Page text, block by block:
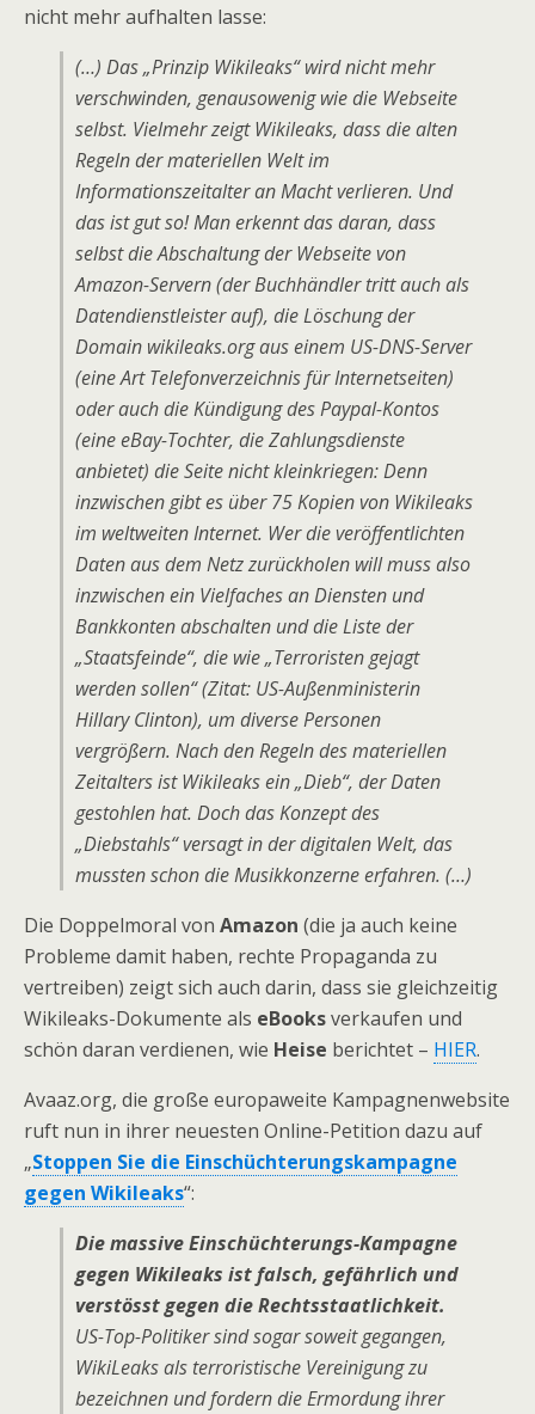
nicht mehr aufhalten lasse:
(…) Das „Prinzip Wikileaks“ wird nicht mehr
verschwinden, genausowenig wie die Webseite
selbst. Vielmehr zeigt Wikileaks, dass die alten
Regeln der materiellen Welt im
Informationszeitalter an Macht verlieren. Und
das ist gut so! Man erkennt das daran, dass
selbst die Abschaltung der Webseite von
Amazon-Servern (der Buchhändler tritt auch als
Datendienstleister auf), die Löschung der
Domain wikileaks.org aus einem US-DNS-Server
(eine Art Telefonverzeichnis für Internetseiten)
oder auch die Kündigung des Paypal-Kontos
(eine eBay-Tochter, die Zahlungsdienste
anbietet) die Seite nicht kleinkriegen: Denn
inzwischen gibt es über 75 Kopien von Wikileaks
im weltweiten Internet. Wer die veröffentlichten
Daten aus dem Netz zurückholen will muss also
inzwischen ein Vielfaches an Diensten und
Bankkonten abschalten und die Liste der
„Staatsfeinde“, die wie „Terroristen gejagt
werden sollen“ (Zitat: US-Außenministerin
Hillary Clinton), um diverse Personen
vergrößern. Nach den Regeln des materiellen
Zeitalters ist Wikileaks ein „Dieb“, der Daten
gestohlen hat. Doch das Konzept des
„Diebstahls“ versagt in der digitalen Welt, das
mussten schon die Musikkonzerne erfahren. (…)
Die Doppelmoral von Amazon (die ja auch keine
Probleme damit haben, rechte Propaganda zu
vertreiben) zeigt sich auch darin, dass sie gleichzeitig
Wikileaks-Dokumente als eBooksverkaufen und
schön daran verdienen, wie Heise berichtet – HIER.
Avaaz.org, die große europaweite Kampagnenwebsite
ruft nun in ihrer neuesten Online-Petition dazu auf
„Stoppen Sie die Einschüchterungskampagne
gegen Wikileaks“:
Die massive Einschüchterungs-Kampagne
gegen Wikileaks ist falsch, gefährlich und
verstösst gegen die Rechtsstaatlichkeit.
US-Top-Politiker sind sogar soweit gegangen,
WikiLeaks als terroristische Vereinigung zu
bezeichnen und fordern die Ermordung ihrer